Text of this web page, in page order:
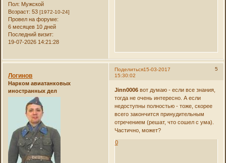
Пол: Мужской
Возраст: 53[1972-10-24]
Провел на форуме:
6 месяцев 10 дней
Последний визит:
19-07-2026 14:21:28
Поделиться 5
15-03-2017
15:30:02
Логинов
Нарком авиатанковых
иностранных дел
Jinn0006вот думаю - если все знания,
тогда не очень интересно. А если
недоступны полностью - тоже, скорее
всего закончится принудительным
отречением (решат, что сошел с ума).
Частично, может?
0